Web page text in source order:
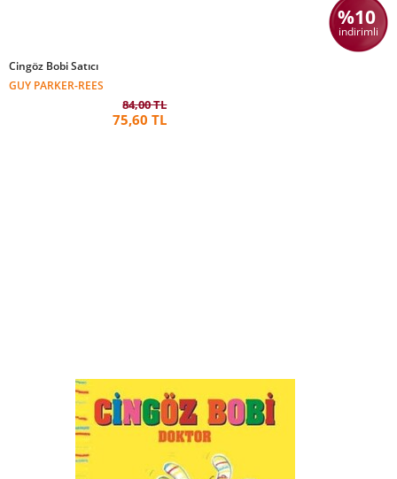
%10
indirimli
Cingöz Bobi Satıcı
GUY PARKER-REES
84,00 TL
75,60 TL